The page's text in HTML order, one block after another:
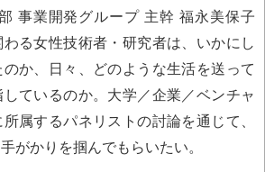
事業開発グループ 主幹 福永美保子
る女性技術者・研究者は、いかにし
か、日々、どのような生活を送って
ているのか。大学／企業／ベンチャ
属するパネリストの討論を通じて、
がかりを掴んでもらいたい。